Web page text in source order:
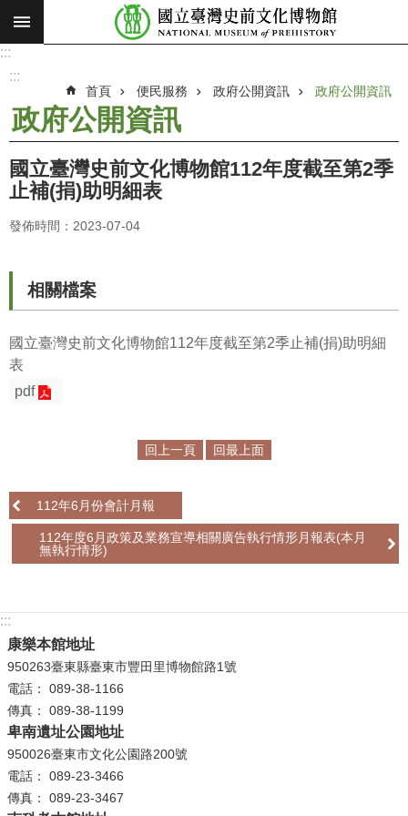
跳到主要內容區塊
搜
願
使
命
最
息
參
觀
展
覽
索
識
們
便
民
服
務
性
別
平
:::
:::
首頁 便民服務 政府公開資訊 政府公開資訊
政府公開資訊
國立臺灣史前文化博物館112年度截至第2季
止補(捐)助明細表
發佈時間：2023-07-04
相關檔案
國立臺灣史前文化博物館112年度截至第2季止補(捐)助明細
表
pdf
回上一頁 回最上面
112年6月份會計月報
112年度6月政策及業務宣導相關廣告執行情形月報表(本月
無執行情形)
:::
康樂本館地址
950263臺東縣臺東市豐田里博物館路1號
電話： 089-38-1166
傳真： 089-38-1199
卑南遺址公園地址
950026臺東市文化公園路200號
電話： 089-23-3466
傳真： 089-23-3467